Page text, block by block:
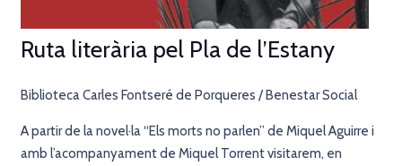
Ruta literària pel Pla de l’Estany
Biblioteca Carles Fontseré de Porqueres / Benestar Social
A partir de la novel·la “Els morts no parlen” de Miquel Aguirre i
amb l’acompanyament de Miquel Torrent visitarem, en